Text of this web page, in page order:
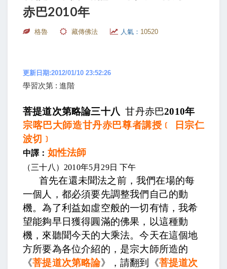
赤巴2010年
格魯 藏傳佛法 人氣： 10520
更新日期:2012/01/10 23:52:26
學習次第 : 進階
菩提道次第略論三十八 甘丹赤巴2010年
宗喀巴大師造甘丹赤巴尊者講授﹝ 日宗仁
波切﹞
中譯： 如性法師
（三十八） 2010年5月 29日 下午
首先在還未聞法之前，我們在場的每
一個人，都必須要先調整我們自己的動
機。為了利益如虛空般的一切有情，我希
望能夠早日獲得圓滿的佛果，以這種動
機，來聽聞今天的大乘法。今天在這個地
方所要為各位介紹的，是宗大師所造的
《菩提道次第略論》，請翻到《菩提道次